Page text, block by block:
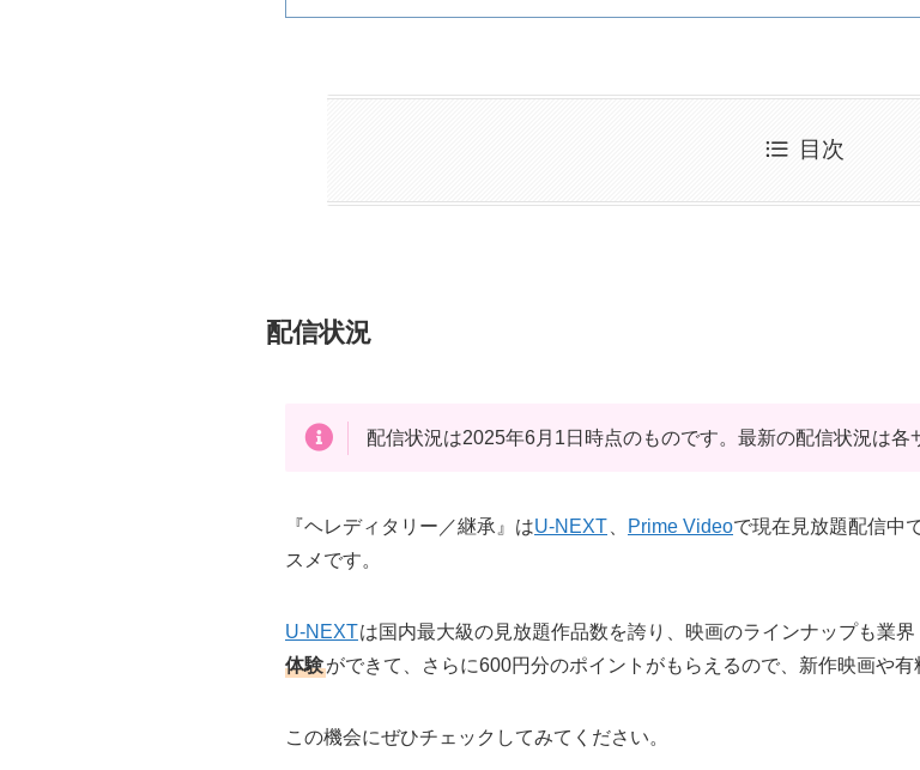
目次
配信状況
配信状況は2025年6月1日時点のものです。最新の配信状況は各
『ヘレディタリー／継承』はU-NEXT Prime Videoで現在見放題配信中
スメです。
U-NEXTは国内最大級の見放題作品数を誇り、映画のラインナップも業
体験ができて、さらに600円分のポイントがもらえるので、新作映画や有
この機会にぜひチェックしてみてください。